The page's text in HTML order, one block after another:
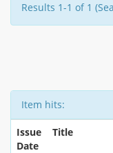
Results 1-1 of 1
Item hits:
Issue
Date
Title